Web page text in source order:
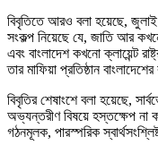
বিবৃতিতে আরও বলা হয়েছে,
সংকল্প নিয়েছে যে, জাতি আর
এবং বাংলাদেশ কখনো ক্লায়েন্ট
তার মাফিয়া প্রতিষ্ঠান
বিবৃতির শেষাংশে বলা হয়েছে,
অভ্যন্তরীণ বিষয়ে হস্তক্ষেপ না
গঠনমূলক, পারস্পরিক